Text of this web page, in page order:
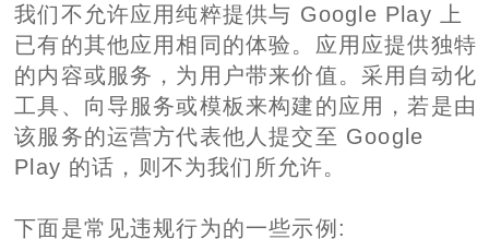
我们不允许应用纯粹提供与 Google Play 上
已有的其他应用相同的体验。应用应提供独特
的内容或服务，为用户带来价值。采用自动化
工具、向导服务或模板来构建的应用，若是由
该服务的运营方代表他人提交至 Google
Play 的话，则不为我们所允许。
下面是常见违规行为的一些示例: